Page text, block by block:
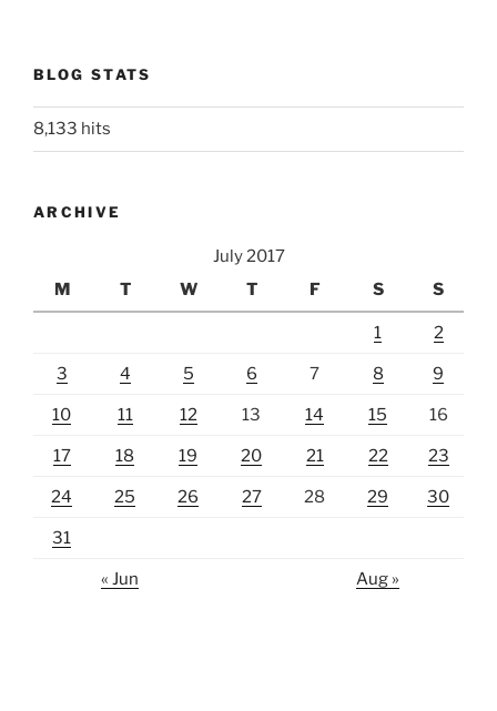
BLOG STATS
8,133 hits
ARCHIVE
July 2017
M
T W T F S S
1 2
3 4 5 6 7 8 9
10 11 12 13 14 15 16
17 18 19 20 21 22 23
24 25 26 27 28 29 30
31
« Jun Aug »